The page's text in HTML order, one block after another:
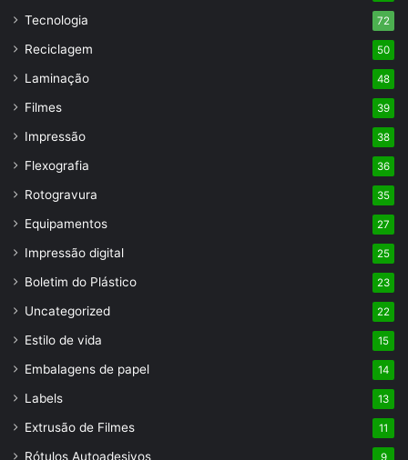
Tecnologia 72
Reciclagem 50
Laminação 48
Filmes 39
Impressão 38
Flexografia 36
Rotogravura 35
Equipamentos 27
Impressão digital 25
Boletim do Plástico 23
Uncategorized 22
Estilo de vida 15
Embalagens de papel 14
Labels 13
Extrusão de Filmes 11
Rótulos Autoadesivos 9